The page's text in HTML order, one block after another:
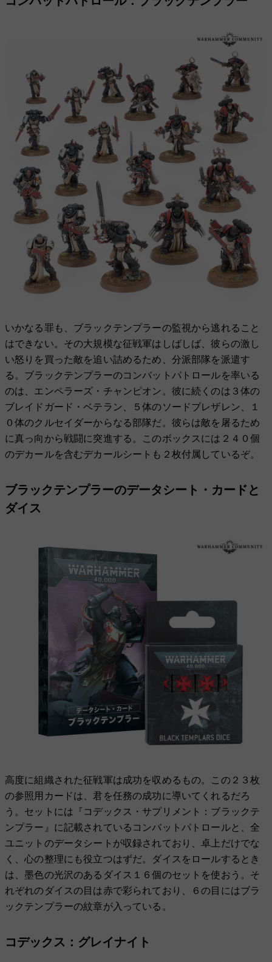
いかなる罪も、ブラックテンプラーの監視から逃れること
はできない。その大規模な征戦軍はしばしば、彼らの激し
い怒りを買った敵を追い詰めるため、分派部隊を派遣す
る。ブラックテンプラーのコンバットパトロールを率いる
のは、エンペラーズ・チャンピオン。彼に続くのは３体の
ブレイドガード・ベテラン、５体のソードブレザレン、１
０体のクルセイダーからなる部隊だ。彼らは敵を屠るため
に真っ向から戦闘に突進する。このボックスには２４０個
のデカールを含むデカールシートも２枚付属しているぞ。
ブラックテンプラーのデータシート・カードと
ダイス
高度に組織された征戦軍は成功を収めるもの。この２３枚
の参照用カードは、君を任務の成功に導いてくれるだろ
う。セットには『コデックス・サプリメント：ブラックテ
ンプラー』に記載されているコンバットパトロールと、全
ユニットのデータシートが収録されており、卓上だけでな
く、心の整理にも役立つはずだ。ダイスをロールするとき
は、墨色の光沢のあるダイス１６個のセットを使おう。そ
れぞれのダイスの目は赤で彩られており、６の目にはブラ
ックテンプラーの紋章が入っている。
コデックス：グレイナイト